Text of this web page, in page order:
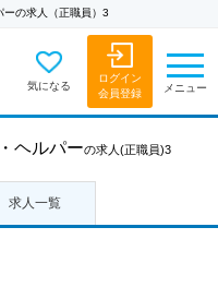
ーの求人（正職員）3
気になる
ログイン
会員登録
メニュー
ヘルパーの求人 (正職員)3
求人一覧